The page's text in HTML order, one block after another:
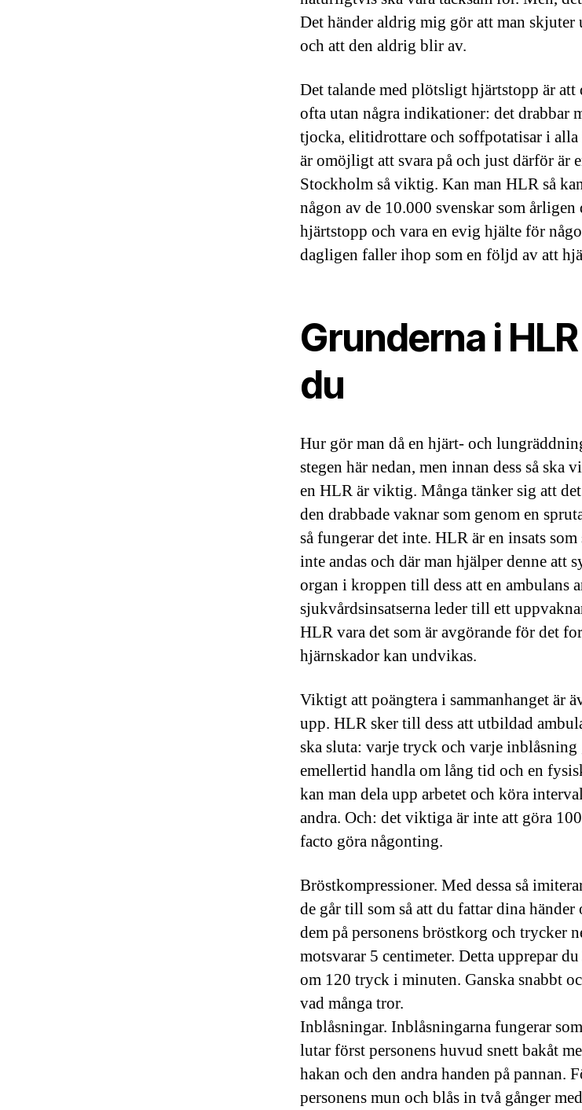
Det händer aldrig mig gör att man
och att den aldrig blir av.
Det talande med plötsligt hjärtstopp är
ofta utan några indikationer: det drabbar
tjocka, elitidrottare och soffpotatisar i alla
är omöjligt att svara på och just därför
Stockholm så viktig. Kan man HLR så
någon av de 10.000 svenskar som
hjärtstopp och vara en evig hjälte för
dagligen faller ihop som en följd av att
Grunderna i
du
Hur gör man då en hjärt- och
stegen här nedan, men innan dess så
en HLR är viktig. Många tänker sig att
den drabbade vaknar som genom en
så fungerar det inte. HLR är en insats
inte andas och där man hjälper denne att
organ i kroppen till dess att en ambulans
sjukvårdsinsatserna leder till ett
HLR vara det som är avgörande för det
hjärnskador kan undvikas.
Viktigt att poängtera i sammanhanget är
upp. HLR sker till dess att utbildad
ska sluta: varje tryck och varje
emellertid handla om lång tid och en
kan man dela upp arbetet och köra
andra. Och: det viktiga är inte att göra
facto göra någonting.
Bröstkompressioner. Med dessa så
de går till som så att du fattar dina händer
dem på personens bröstkorg och trycker
motsvarar 5 centimeter. Detta upprepar
om 120 tryck i minuten. Ganska snabbt
vad många tror.
Inblåsningar. Inblåsningarna fungerar
lutar först personens huvud snett bakåt
hakan och den andra handen på pannan.
personens mun och blås in två gånger